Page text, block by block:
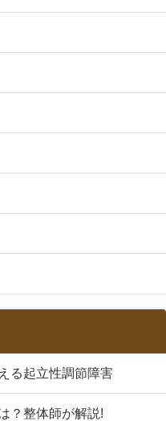
る起立性調節障害
？整体師が解説!